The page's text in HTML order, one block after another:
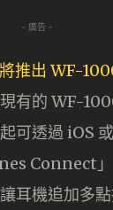
- 廣告 -
將推出 WF-
現有的 WF-
可透過 iOS
Connect
耳機追加多